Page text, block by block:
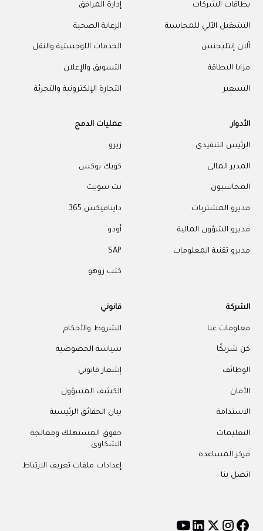
بطاقات الشركات
التشغيل الآلي للمحاسبة
آلان إنتليجنس
مزايا البطاقة
التسعير
إدارة المرافق
الرعاية الصحية
الخدمات اللوجستية والنقل
التسويق والإعلان
التجارة الإلكترونية والتجزئة
الأدوار
الرئيس التنفيذي
المدير المالي
المحاسبون
مديرو المشتريات
مديرو الشؤون المالية
مديرو تقنية المعلومات
عمليات الدمج
زيرو
كويك بوكس
نت سويت
دايناميكس 365
أودو
SAP
كتب زوهو
الشركة
معلومات عنا
كن شريكًا
الوظائف
الأمان
الاستدامة
التعليمات
مركز المساعدة
اتصل بنا
قانوني
الشروط والأحكام
سياسة الخصوصية
إشعار قانوني
الكشف المسؤول
بيان الحقائق الرئيسية
حقوق المستهلك ومعالجة
الشكاوى
إعدادات ملفات تعريف الارتباط